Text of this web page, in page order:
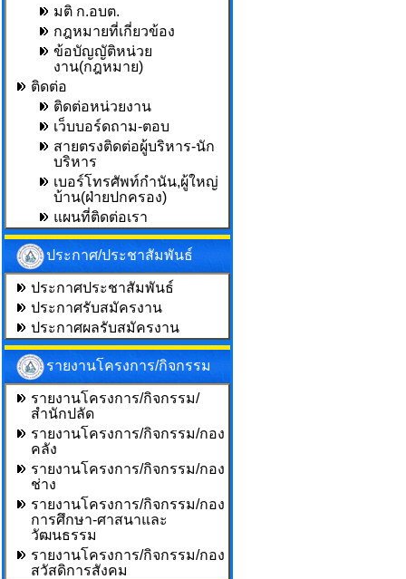
มติ ก.อบต.
กฎหมายที่เกี่ยวข้อง
ข้อบัญญัติหน่วย
งาน(กฎหมาย)
ติดต่อ
ติดต่อหน่วยงาน
เว็บบอร์ดถาม-ตอบ
สายตรงติดต่อผู้บริหาร-นัก
บริหาร
เบอร์โทรศัพท์กำนัน,ผู้ใหญ่
บ้าน(ฝ่ายปกครอง)
แผนที่ติดต่อเรา
ประกาศ/ประชาสัมพันธ์
ประกาศประชาสัมพันธ์
ประกาศรับสมัครงาน
ประกาศผลรับสมัครงาน
รายงานโครงการ/กิจกรรม
รายงานโครงการ/กิจกรรม/
สำนักปลัด
รายงานโครงการ/กิจกรรม/กอง
คลัง
รายงานโครงการ/กิจกรรม/กอง
ช่าง
รายงานโครงการ/กิจกรรม/กอง
การศึกษา-ศาสนาและ
วัฒนธรรม
รายงานโครงการ/กิจกรรม/กอง
สวัสดิการสังคม